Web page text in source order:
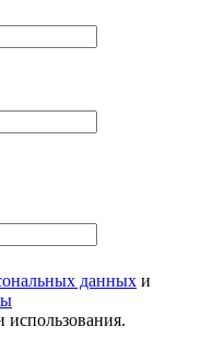
данных и
использования.